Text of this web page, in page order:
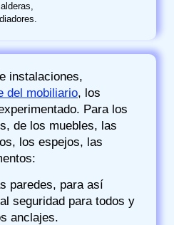
instalaciones,
del mobiliario, los
Para los
de los muebles, las
los espejos, las
paredes, para así
seguridad para todos y
anclajes.